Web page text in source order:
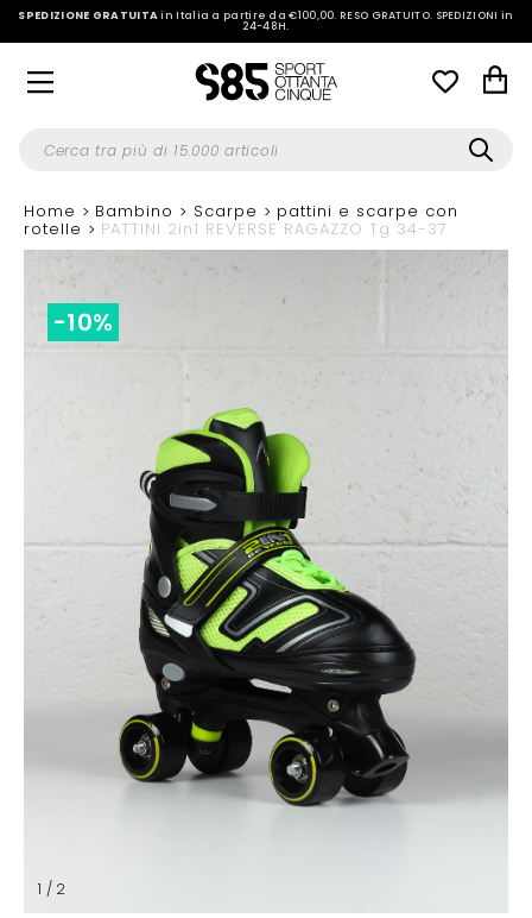
SPEDIZIONE GRATUITAin Italia a partire da €100,00.RESO GRATUITO. SPEDIZIONI in
24-48H.
Home Bambino Scarpe pattini e scarpe con
rotelle PATTINI 2in1 REVERSE RAGAZZO Tg 34-37
1 / 2
-10%